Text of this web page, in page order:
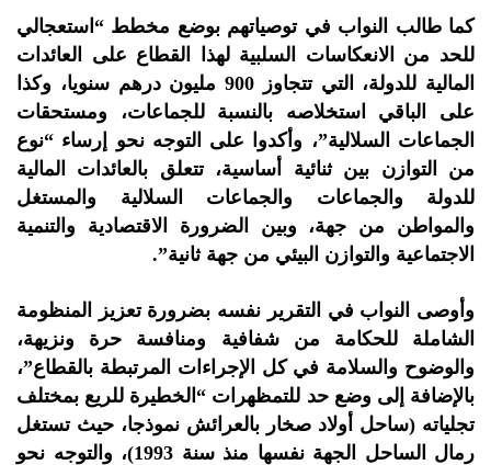
كما طالب النواب في توصياتهم بوضع مخطط “استعجالي
للحد من الانعكاسات السلبية لهذا القطاع على العائدات
المالية للدولة، التي تتجاوز 900 مليون درهم سنويا، وكذا
على الباقي استخلاصه بالنسبة للجماعات، ومستحقات
الجماعات السلالية”، وأكدوا على التوجه نحو إرساء “نوع
من التوازن بين ثنائية أساسية، تتعلق بالعائدات المالية
للدولة والجماعات والجماعات السلالية والمستغل
والمواطن من جهة، وبين الضرورة الاقتصادية والتنمية
الاجتماعية والتوازن البيئي من جهة ثانية”.
وأوصى النواب في التقرير نفسه بضرورة تعزيز المنظومة
الشاملة للحكامة من شفافية ومنافسة حرة ونزيهة،
والوضوح والسلامة في كل الإجراءات المرتبطة بالقطاع”،
بالإضافة إلى وضع حد للتمظهرات “الخطيرة للريع بمختلف
تجلياته (ساحل أولاد صخار بالعرائش نموذجا، حيث تستغل
رمال الساحل الجهة نفسها منذ سنة 1993)، والتوجه نحو